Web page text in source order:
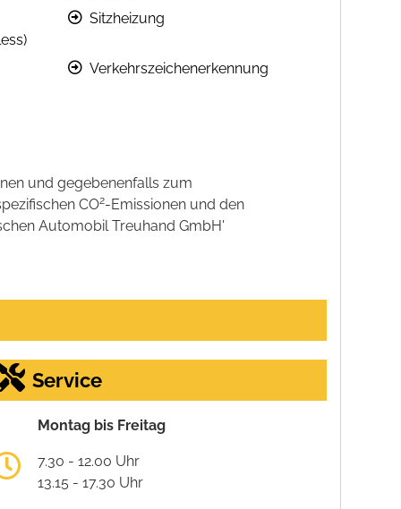
Sitzheizung
Verkehrszeichenerkennung
und gegebenenfalls zum
CO2-Emissionen und den
Automobil Treuhand GmbH'
Service
Montag bis Freitag
7.30 - 12.00 Uhr
13.15 - 17.30 Uhr